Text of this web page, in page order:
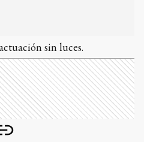
sin luces.